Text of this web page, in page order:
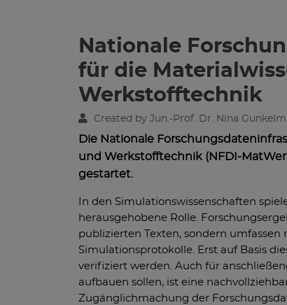
Nationale
für die
Werkstofftechnik
Created by Jun.-Prof. Dr. Nina
Die Nationale
und Werkstofftechnik (NFDI-
gestartet.
In den Simulationswissenschaften
herausgehobene Rolle.
publizierten Texten, sondern
Simulationsprotokolle. Erst auf Basis
verifiziert werden. Auch für
aufbauen sollen, ist eine
Zugänglichmachung der